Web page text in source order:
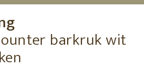
barkruk wit